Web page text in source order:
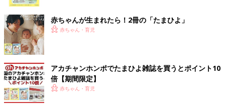
ちなみに、わが家では、寝る前に23℃くらいに部屋を暖め暖房
を切ります。ただし、暖かい蒸気が出る加湿器を夜中ずっと稼働
させています。
たまに明け方に、マイナス5度や10度とすごく寒くなる日も。そ
の寒さだと目が覚めてしまうので、寒い日は、暖房を一晩中入れ
ています。
加湿器はカビ対策をしっかりと
赤ちゃんが生まれたら！2冊の「たまひよ」
赤ちゃん・育児
アカチャンホンポでたまひよ雑誌を買うとポイント10
倍【期間限定】
赤ちゃん・育児